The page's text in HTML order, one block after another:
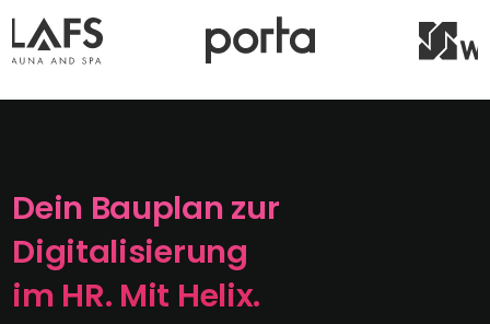
Dein Bauplan zur
Digitalisierung
im HR. Mit Helix.